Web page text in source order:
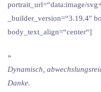
portrait_url=“data:image/
_builder_version=“3.19.4″
body_text_align=“center“]
»
Dynamisch,
Danke.